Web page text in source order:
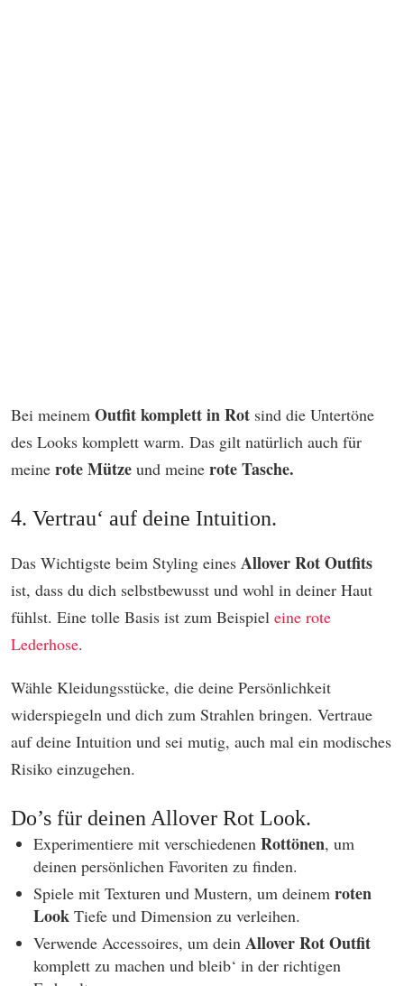
Bei meinem Outfit komplett in Rot sind die Untertöne
des Looks komplett warm. Das gilt natürlich auch für
meine rote Mütze und meine rote Tasche.
4. Vertrau‘ auf deine Intuition.
Das Wichtigste beim Styling eines Allover Rot Outfits
ist, dass du dich selbstbewusst und wohl in deiner Haut
fühlst. Eine tolle Basis ist zum Beispiel eine rote
Lederhose.
Wähle Kleidungsstücke, die deine Persönlichkeit
widerspiegeln und dich zum Strahlen bringen. Vertraue
auf deine Intuition und sei mutig, auch mal ein modisches
Risiko einzugehen.
Do’s für deinen Allover Rot Look.
Experimentiere mit verschiedenen Rottönen, um
deinen persönlichen Favoriten zu finden.
Spiele mit Texturen und Mustern, um deinem roten
Look Tiefe und Dimension zu verleihen.
Verwende Accessoires, um dein Allover Rot Outfit
komplett zu machen und bleib‘ in der richtigen